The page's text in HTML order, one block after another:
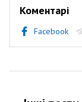
Коментарі
Facebook